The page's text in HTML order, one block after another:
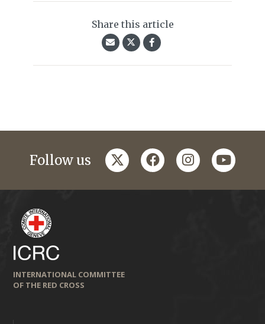
Share this article
Follow us twitterfacebookinstagramyoutube
INTERNATIONAL COMMITTEE
OF THE RED CROSS